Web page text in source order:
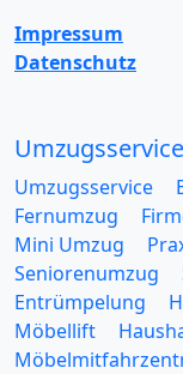
Impressum
Datenschutz
Umzugsservice
Umzugsservice
Fernumzug
Mini Umzug
Seniorenumzug
Entrümpelung
Möbellift